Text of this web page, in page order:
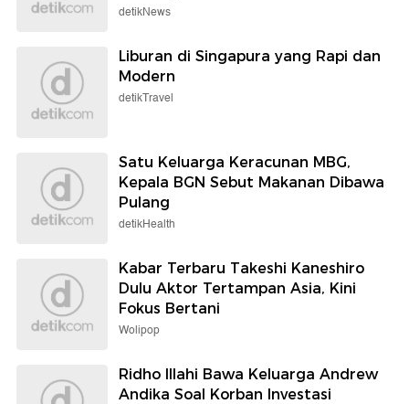
detikNews
Liburan di Singapura yang Rapi dan
Modern
detikTravel
Satu Keluarga Keracunan MBG,
Kepala BGN Sebut Makanan Dibawa
Pulang
detikHealth
Kabar Terbaru Takeshi Kaneshiro
Dulu Aktor Tertampan Asia, Kini
Fokus Bertani
Wolipop
Ridho Illahi Bawa Keluarga Andrew
Andika Soal Korban Investasi